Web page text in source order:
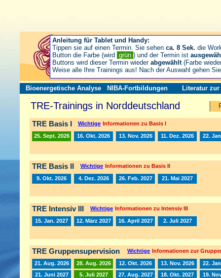
Bioenergetische Analyse NIBA-Fortbildungen Literatur zur
TRE-Trainings in Norddeutschland
TRE Basis I Wichtige Informationen zu Basis I
25. Sept. 2026 16. Okt. 2026 13. Nov. 2026 11. Dez. 2026 22.
TRE Basis II Wichtige Informationen zu Basis II
9. Okt. 2026 4. Dez. 2026 26. Feb. 2027 21. Mai 2027
TRE Intensiv III Wichtige Informationen zu Intensiv III
15. Jan. 2027 12. März 2027 16. April 2027 2. Juli 2027
TRE Gruppensupervision Wichtige Informationen zur
21. Aug. 2026 28. Aug. 2026 12. Okt. 2026 13. Nov. 2026
22.
21. Juni 2027
5. Juli 2027 27. Aug. 2027 18. Okt. 2027 19.
Anleitung für Tablet und Handy:
Tippen sie auf einen Termin. Sie sehen ca. 8 Sek. die
Button die Farbe (wird grün ) und der Termin ist
Buttons wird dieser Termin wieder abgewählt(Farbe
Weise alle Ihre Trainings aus! Nach der Auswahl gehen